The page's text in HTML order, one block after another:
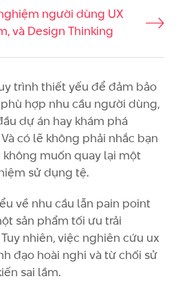
người dùng UX
và Design Thinking
trình thiết yếu để đảm bảo
hợp nhu cầu người dùng,
dự án hay khám phá
có lẽ không phải nhắc bạn
không muốn quay lại một
sử dụng tệ.
về nhu cầu lẫn pain point
sản phẩm tối ưu trải
nhiên, việc nghiên cứu ux
đạo hoài nghi và từ chối sử
sai lầm.